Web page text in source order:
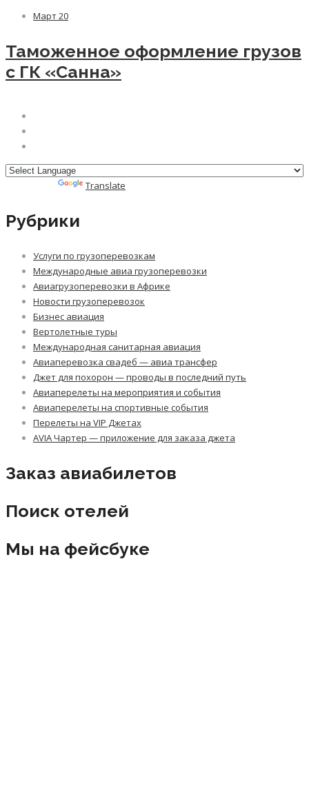
Март20
Таможенное оформление грузов
с ГК «Санна»
Translate
Рубрики
Услуги по грузоперевозкам
Международные авиа грузоперевозки
Авиагрузоперевозки в Африке
Новости грузоперевозок
Бизнес авиация
Вертолетные туры
Международная санитарная авиация
Авиаперевозка свадеб — авиа трансфер
Джет для похорон — проводы в последний путь
Авиаперелеты на мероприятия и события
Авиаперелеты на спортивные события
Перелеты на VIP Джетах
AVIA Чартер — приложение для заказа джета
Заказ авиабилетов
Поиск отелей
Мы на фейсбуке